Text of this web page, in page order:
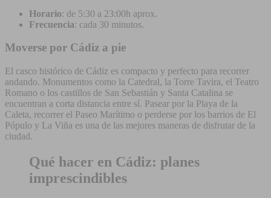
Horario: de 5:30 a 23:00h aprox.
Frecuencia: cada 30 minutos.
Moverse por Cádiz a pie
El casco histórico de Cádiz es compacto y perfecto para recorrer
andando. Monumentos como la Catedral, la Torre Tavira, el Teatro
Romano o los castillos de San Sebastián y Santa Catalina se
encuentran a corta distancia entre sí. Pasear por la Playa de la
Caleta, recorrer el Paseo Marítimo o perderse por los barrios de El
Pópulo y La Viña es una de las mejores maneras de disfrutar de la
ciudad.
Qué hacer en Cádiz: planes
imprescindibles